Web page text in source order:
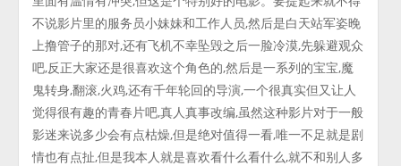
不说影片里的服务员小妹妹和工作人员,然后是白天站军姿晚
上撸管子的那对,还有飞机不幸坠毁之后一脸冷漠,先躲避观众
吧,反正大家还是很喜欢这个角色的,然后是一系列的宝宝,魔
鬼转身,翻滚,火鸡,还有千年轮回的导演,一个很真实但又让人
觉得很有趣的青春片吧,真人真事改编,虽然这种影片对于一般
影迷来说多少会有点枯燥,但是绝对值得一看,唯一不足就是剧
情也有点扯,但是我本人就是喜欢看什么看什么,就不和别人多